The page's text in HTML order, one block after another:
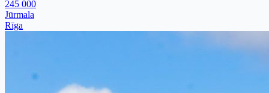
245 000
Jūrmala
Rīga